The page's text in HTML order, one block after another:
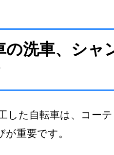
の洗車、シャ
した自転車は、コー
重要です。